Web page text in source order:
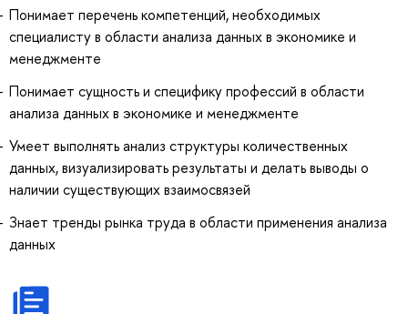
Понимает перечень компетенций, необходимых
специалисту в области анализа данных в экономике и
менеджменте
Понимает сущность и специфику профессий в области
анализа данных в экономике и менеджменте
Умеет выполнять анализ структуры количественных
данных, визуализировать результаты и делать выводы о
наличии существующих взаимосвязей
Знает тренды рынка труда в области применения анализа
данных